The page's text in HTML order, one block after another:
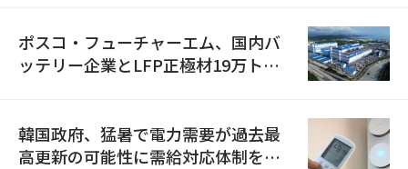
ポスコ・フューチャーエム、国内バ
ッテリー企業とLFP正極材19万トン
韓国政府、猛暑で電力需要が過去最
高更新の可能性に需給対応体制を点